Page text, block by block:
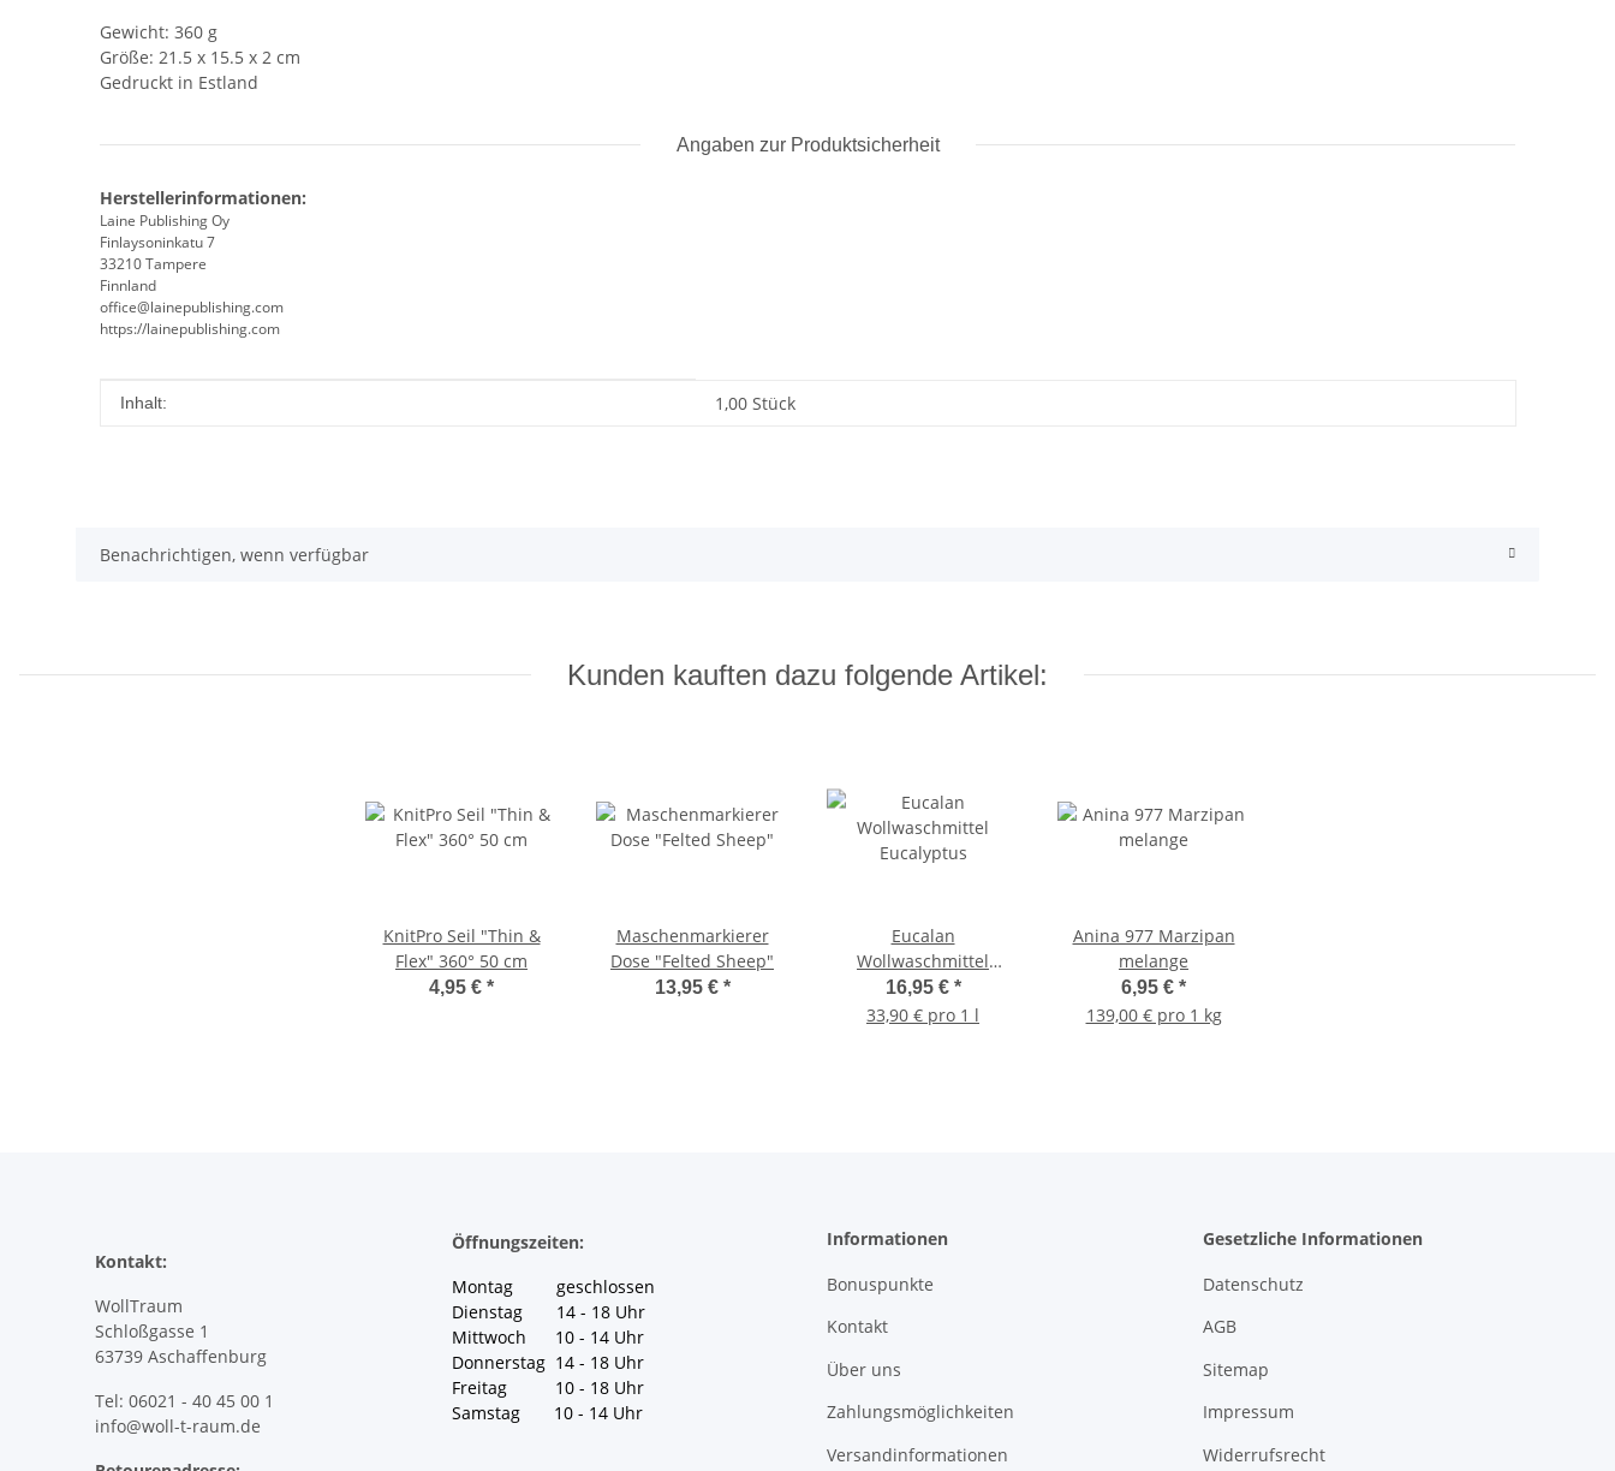
Gewicht: 360 g
Größe: 21.5 x 15.5 x 2 cm
Gedruckt in Estland
Angaben zur Produktsicherheit
Herstellerinformationen:
Laine Publishing Oy
Finlaysoninkatu 7
33210 Tampere
Finnland
office@lainepublishing.com
https://lainepublishing.com
Produkteigenschaft
Wert
Inhalt: 1,00 Stück
Benachrichtigen, wenn verfügbar
Kunden kauften dazu folgende Artikel:
KnitPro Seil "Thin &
Flex" 360° 50 cm
4,95 € *
Maschenmarkierer
Dose "Felted Sheep"
13,95 € *
Eucalan
Wollwaschmittel
Eucalyptus
16,95 € *
33,90 € pro 1 l
Anina 977 Marzipan
melange
6,95 € *
139,00 € pro 1 kg
Kontakt:
WollTraum
Schloßgasse 1
63739 Aschaffenburg
Tel: 06021 - 40 45 00 1
info@woll-t-raum.de
Öffnungszeiten:
Montag geschlossen
Dienstag 14 - 18 Uhr
Mittwoch 10 - 14 Uhr
Donnerstag 14 - 18 Uhr
Freitag 10 - 18 Uhr
Samstag 10 - 14 Uhr
Informationen
Bonuspunkte
Kontakt
Über uns
Zahlungsmöglichkeiten
Versandinformationen
Gesetzliche Informationen
Datenschutz
AGB
Sitemap
Impressum
Widerrufsrecht